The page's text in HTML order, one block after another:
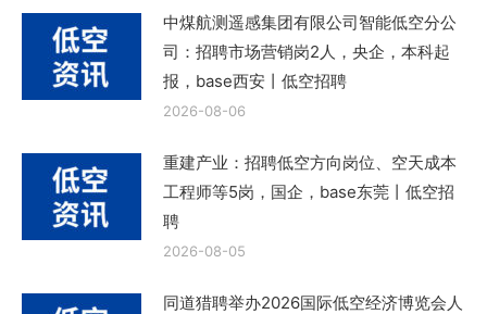
中煤航测遥感集团有限公司智能低空分公
司：招聘市场营销岗2人，央企，本科起
报，base西安丨低空招聘
2026-08-06
重建产业：招聘低空方向岗位、空天成本
工程师等5岗，国企，base东莞丨低空招
聘
2026-08-05
同道猎聘举办2026国际低空经济博览会人